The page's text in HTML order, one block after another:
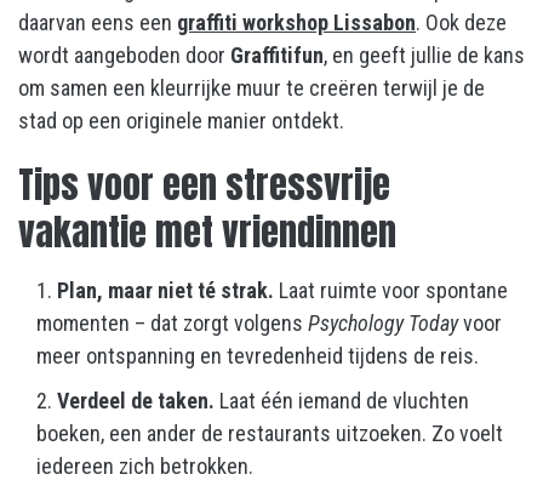
daarvan eens een graffiti workshop Lissabon. Ook deze
wordt aangeboden door Graffitifun, en geeft jullie de kans
om samen een kleurrijke muur te creëren terwijl je de
stad op een originele manier ontdekt.
Tips voor een stressvrije
vakantie met vriendinnen
Plan, maar niet té strak. Laat ruimte voor spontane
momenten – dat zorgt volgens Psychology Todayvoor
meer ontspanning en tevredenheid tijdens de reis.
Verdeel de taken. Laat één iemand de vluchten
boeken, een ander de restaurants uitzoeken. Zo voelt
iedereen zich betrokken.